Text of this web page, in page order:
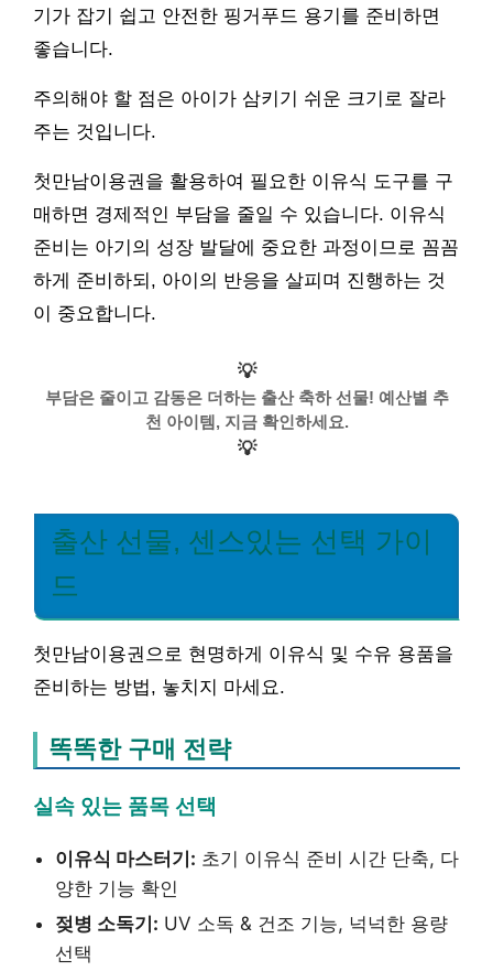
기가 잡기 쉽고 안전한 핑거푸드 용기를 준비하면
좋습니다.
주의해야 할 점은 아이가 삼키기 쉬운 크기로 잘라
주는 것입니다.
첫만남이용권을 활용하여 필요한 이유식 도구를 구
매하면 경제적인 부담을 줄일 수 있습니다. 이유식
준비는 아기의 성장 발달에 중요한 과정이므로 꼼꼼
하게 준비하되, 아이의 반응을 살피며 진행하는 것
이 중요합니다.
💡
부담은 줄이고 감동은 더하는 출산 축하 선물! 예산별 추
천 아이템, 지금 확인하세요.
💡
출산 선물, 센스있는 선택 가이
드
첫만남이용권으로 현명하게 이유식 및 수유 용품을
준비하는 방법, 놓치지 마세요.
똑똑한 구매 전략
실속 있는 품목 선택
이유식 마스터기: 초기 이유식 준비 시간 단축, 다
양한 기능 확인
젖병 소독기: UV 소독 & 건조 기능, 넉넉한 용량
선택